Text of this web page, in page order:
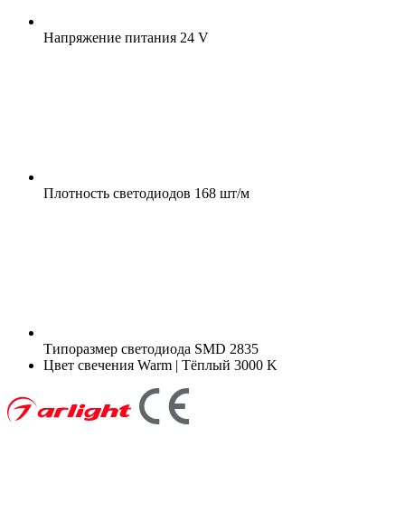
Напряжение питания 24 V
Плотность светодиодов 168 шт/м
Типоразмер светодиода SMD 2835
Цвет свечения Warm | Тёплый 3000 K